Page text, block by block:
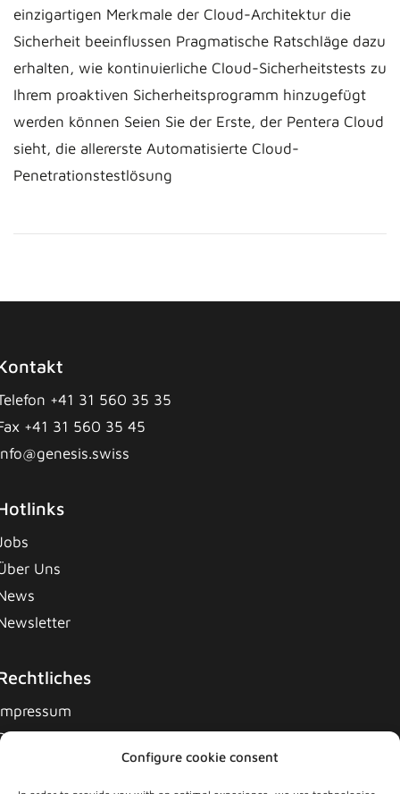
Configure cookie consent
einzigartigen Merkmale der Cloud-Architektur die
Sicherheit beeinflussen Pragmatische Ratschläge dazu
erhalten, wie kontinuierliche Cloud-Sicherheitstests zu
Ihrem proaktiven Sicherheitsprogramm hinzugefügt
werden können Seien Sie der Erste, der Pentera Cloud
sieht, die allererste Automatisierte Cloud-
Penetrationstestlösung
+41 31 560 35 35
+41 31 560 35 45
Uns